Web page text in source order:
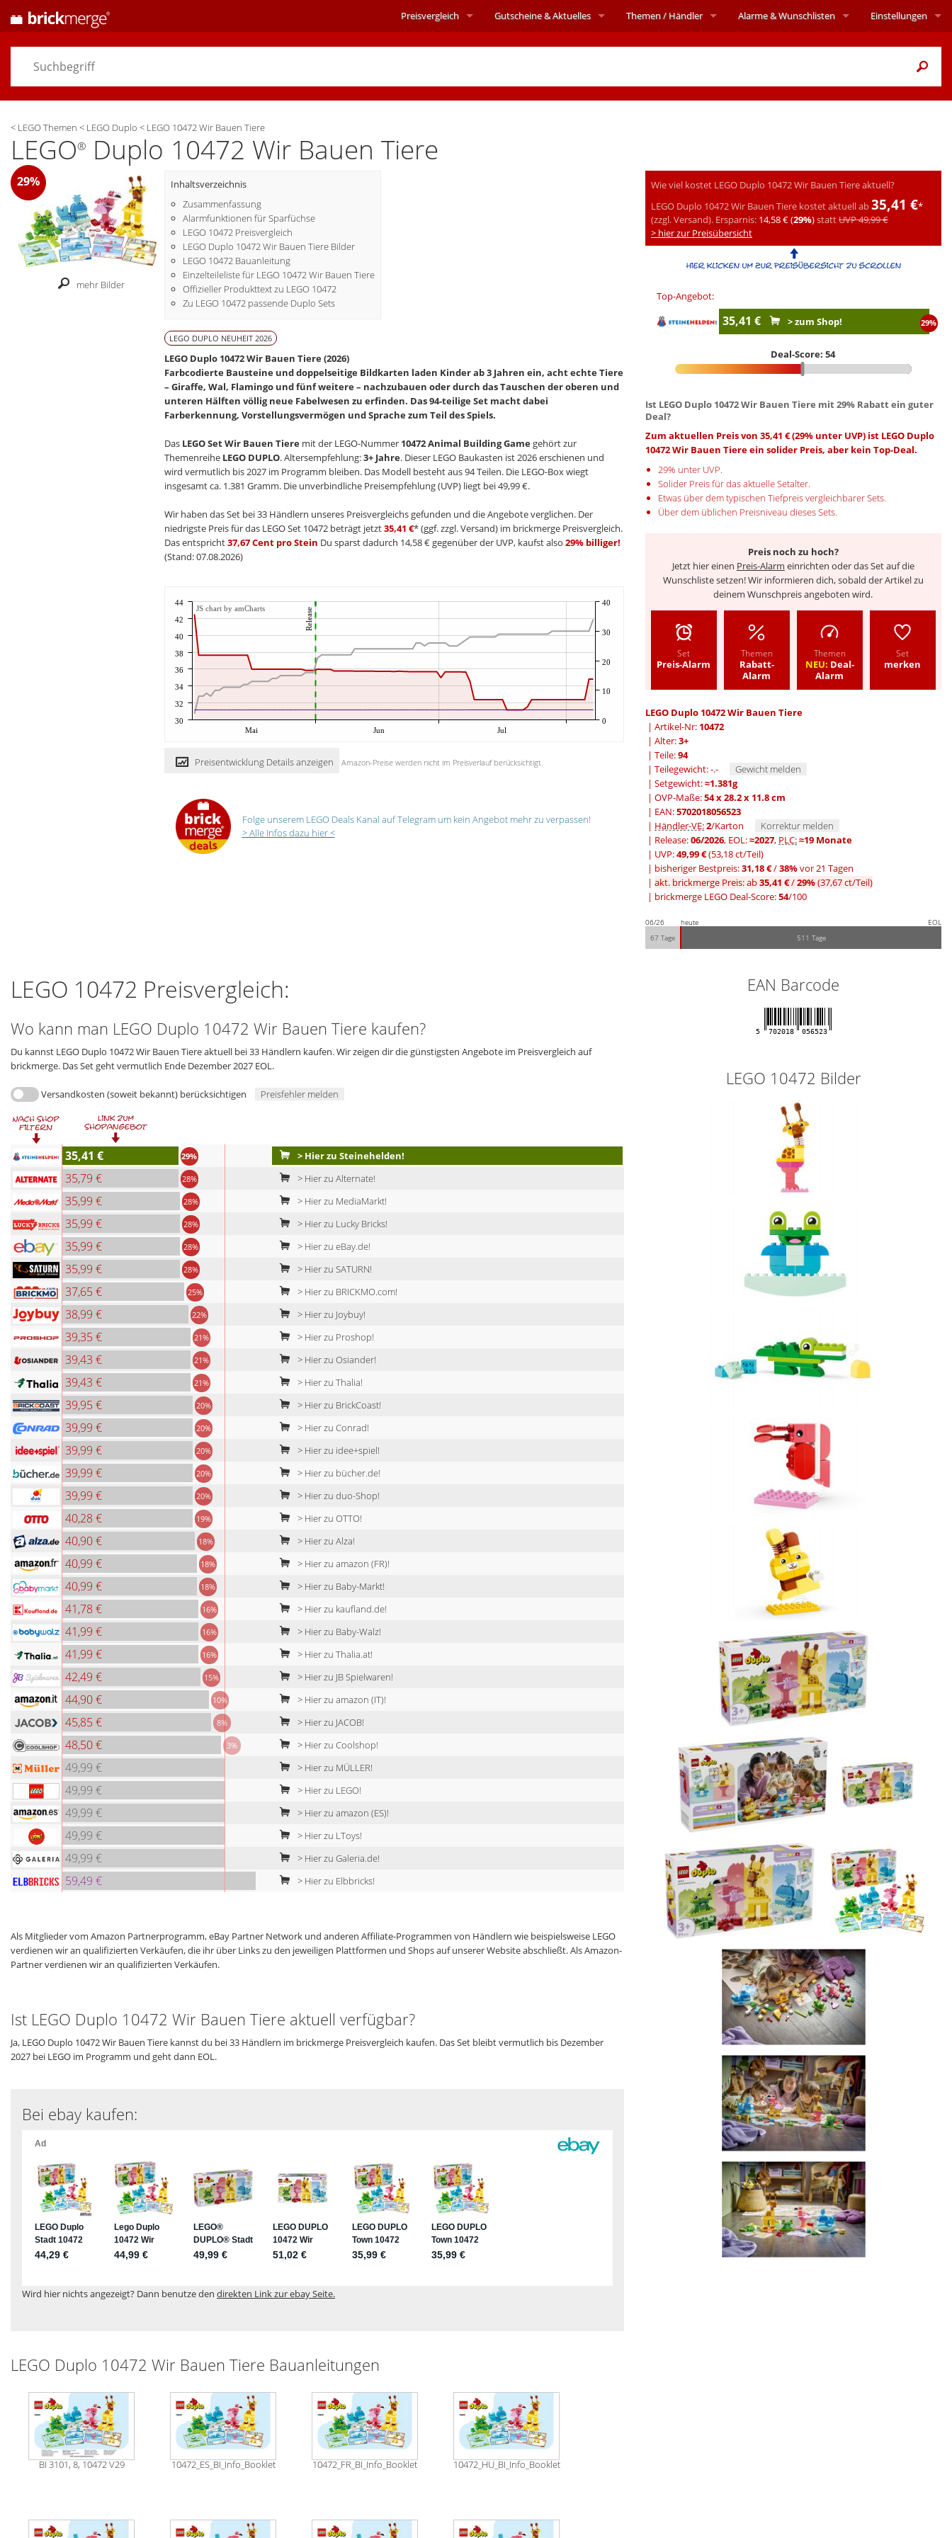
< LEGO Themen < LEGO Duplo < LEGO 10472 Wir Bauen Tiere
LEGO® Duplo 10472 Wir Bauen Tiere
Wie viel kostet LEGO Duplo 10472 Wir Bauen Tiere aktuell?
LEGO Duplo 10472 Wir Bauen Tiere kostet aktuell ab35,41 €*
(zzgl. Versand). Ersparnis: 14,58 € (29%)stattUVP 49,99 €
> hier zur Preisübersicht
Top-Angebot:
35,41 € 29%
> zum Shop!
Deal-Score: 54
Ist LEGO Duplo 10472 Wir Bauen Tiere mit 29% Rabatt ein guter
Deal?
Zum aktuellen Preis von 35,41 € (29% unter UVP) ist LEGO Duplo
10472 Wir Bauen Tiere ein solider Preis, aber kein Top-Deal.
29% unter UVP.
Solider Preis für das aktuelle Setalter.
Etwas über dem typischen Tiefpreis vergleichbarer Sets.
Über dem üblichen Preisniveau dieses Sets.
Preis noch zu hoch?
Jetzt hier einen Preis-Alarm einrichten oder das Set auf die
Wunschliste setzen! Wir informieren dich, sobald der Artikel zu
deinem Wunschpreis angeboten wird.
Set
Preis-Alarm
Themen
Rabatt-
Alarm
Themen
NEU: Deal-
Alarm
Set
merken
LEGO Duplo 10472 Wir Bauen Tiere
| Artikel-Nr: 10472
| Alter:3+
| Teile:94
| Teilegewicht: -.-
Gewicht melden
| Setgewicht:≈1.381g
| OVP-Maße:54 x 28.2 x 11.8 cm
| EAN:5702018056523
| Händler-VE:2/Karton
Korrektur melden
| Release:06/2026, EOL:≈2027, PLC:≈19 Monate
| UVP:49,99 €(53,18 ct/Teil)
| bisheriger Bestpreis:31,18 €/38%vor 21 Tagen
| akt. brickmerge Preis: ab35,41 €/29%(37,67 ct/Teil)
| brickmerge LEGO Deal-Score:54/100
06/26 heute
EOL
67 Tage
511 Tage
29%
mehr Bilder
Inhaltsverzeichnis
Zusammenfassung
Alarmfunktionen für Sparfüchse
LEGO 10472 Preisvergleich
LEGO Duplo 10472 Wir Bauen Tiere Bilder
LEGO 10472 Bauanleitung
Einzelteileliste für LEGO 10472 Wir Bauen Tiere
Offizieller Produkttext zu LEGO 10472
Zu LEGO 10472 passende Duplo Sets
LEGO DUPLO NEUHEIT 2026
LEGO Duplo 10472 Wir Bauen Tiere (2026)
Farbcodierte Bausteine und doppelseitige Bildkarten laden Kinder ab 3 Jahren ein, acht echte Tiere
– Giraffe, Wal, Flamingo und fünf weitere – nachzubauen oder durch das Tauschen der oberen und
unteren Hälften völlig neue Fabelwesen zu erfinden. Das 94-teilige Set macht dabei
Farberkennung, Vorstellungsvermögen und Sprache zum Teil des Spiels.
Das LEGO Set Wir Bauen Tieremit der LEGO-Nummer 10472 Animal Building Gamegehört zur
Themenreihe LEGO DUPLO. Altersempfehlung:3+ Jahre. Dieser LEGO Baukasten ist 2026 erschienen und
wird vermutlich bis 2027 im Programm bleiben. Das Modell besteht aus 94 Teilen. Die LEGO-Box wiegt
insgesamt ca. 1.381 Gramm. Die unverbindliche Preisempfehlung (UVP) liegt bei 49,99 €.
Wir haben das Set bei 33 Händlern unseres Preisvergleichs gefunden und die Angebote verglichen. Der
niedrigste Preis für das LEGO Set 10472 beträgt jetzt35,41 €* (ggf. zzgl. Versand) im brickmerge Preisvergleich.
Das entspricht37,67 Cent pro Stein Du sparst dadurch 14,58 € gegenüber der UVP, kaufst also 29% billiger!
(Stand: 07.08.2026)
Mai Jun Jul
Release
30
32
34
36
38
40
42
44
0
10
20
30
40
JS chart by amCharts
Preisentwicklung Details anzeigen Amazon-Preise werden nicht im Preisverlauf berücksichtigt.
Folge unserem LEGO Deals Kanal auf Telegram um kein Angebot mehr zu verpassen!
> Alle Infos dazu hier <
LEGO 10472 Preisvergleich:
Wo kann man LEGO Duplo 10472 Wir Bauen Tiere kaufen?
Du kannst LEGO Duplo 10472 Wir Bauen Tiere aktuell bei 33 Händlern kaufen. Wir zeigen dir die günstigsten Angebote im Preisvergleich auf
brickmerge. Das Set geht vermutlich Ende Dezember 2027 EOL.
Versandkosten (soweit bekannt) berücksichtigen Preisfehler melden
35,41 € 29% > Hier zu Steinehelden!
35,79 € 28% > Hier zu Alternate!
35,99 € 28% > Hier zu MediaMarkt!
35,99 € 28% > Hier zu Lucky Bricks!
35,99 € 28% > Hier zu eBay.de!
35,99 € 28% > Hier zu SATURN!
37,65 € 25% > Hier zu BRICKMO.com!
38,99 € 22% > Hier zu Joybuy!
39,35 € 21% > Hier zu Proshop!
39,43 € 21% > Hier zu Osiander!
39,43 € 21% > Hier zu Thalia!
39,95 € 20% > Hier zu BrickCoast!
39,99 € 20% > Hier zu Conrad!
39,99 € 20% > Hier zu idee+spiel!
39,99 € 20% > Hier zu bücher.de!
39,99 € 20% > Hier zu duo-Shop!
40,28 € 19% > Hier zu OTTO!
40,90 € 18% > Hier zu Alza!
40,99 € 18% > Hier zu amazon (FR)!
40,99 € 18% > Hier zu Baby-Markt!
41,78 € 16% > Hier zu kaufland.de!
41,99 € 16% > Hier zu Baby-Walz!
41,99 € 16% > Hier zu Thalia.at!
42,49 € 15% > Hier zu JB Spielwaren!
44,90 € 10% > Hier zu amazon (IT)!
45,85 € 8% > Hier zu JACOB!
48,50 € 3% > Hier zu Coolshop!
49,99 € > Hier zu MÜLLER!
49,99 € > Hier zu LEGO!
49,99 € > Hier zu amazon (ES)!
49,99 € > Hier zu LToys!
49,99 € > Hier zu Galeria.de!
59,49 € > Hier zu Elbbricks!
Als Mitglieder vom Amazon Partnerprogramm, eBay Partner Network und anderen Affiliate-Programmen von Händlern wie beispielsweise LEGO
verdienen wir an qualifizierten Verkäufen, die ihr über Links zu den jeweiligen Plattformen und Shops auf unserer Website abschließt. Als Amazon-
Partner verdienen wir an qualifizierten Verkäufen.
Ist LEGO Duplo 10472 Wir Bauen Tiere aktuell verfügbar?
Ja, LEGO Duplo 10472 Wir Bauen Tiere kannst du bei 33 Händlern im brickmerge Preisvergleich kaufen. Das Set bleibt vermutlich bis Dezember
2027 bei LEGO im Programm und geht dann EOL.
Bei ebay kaufen:
Wird hier nichts angezeigt? Dann benutze den direkten Link zur ebay Seite.
LEGO Duplo 10472 Wir Bauen Tiere Bauanleitungen
BI 3101, 8, 10472 V29 10472_ES_BI_Info_Booklet 10472_FR_BI_Info_Booklet 10472_HU_BI_Info_Booklet
EAN Barcode
5 702018 056523
LEGO 10472 Bilder
Preisvergleich Gutscheine &Aktuelles Themen/ Händler Alarme& Wunschlisten Einstellungen